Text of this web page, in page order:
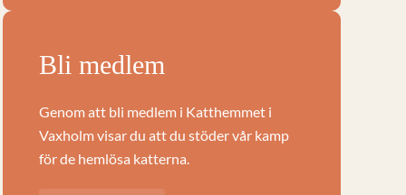
Bli medlem
Genom att bli medlem i Katthemmet i
Vaxholm visar du att du stöder vår kamp
för de hemlösa katterna.